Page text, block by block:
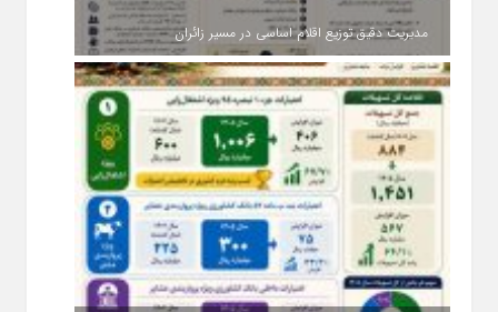
مدیریت دقیق توزیع اقلام اساسی در مسیر زائران